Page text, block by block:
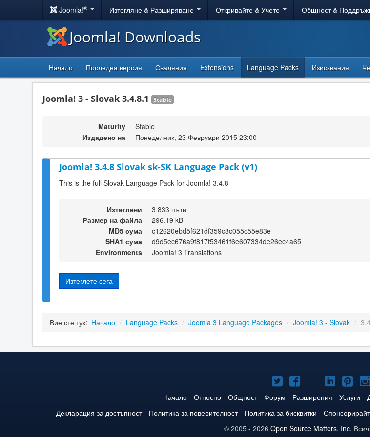
Joomla!® Изтегляне & Разширяване Откривайте & Учете Общност &
Joomla! Downloads
Начало Последна версия Сваляния Extensions Language Packs Изисквания
Joomla! 3 - Slovak 3.4.8.1 Stable
Maturity
Stable
Издадено на
Понеделник, 23 Февруари 2015 23:00
Joomla! 3.4.8 Slovak sk-SK Language Pack (v1)
This is the full Slovak Language Pack for Joomla! 3.4.8
Изтеглени
3 833 пъти
Размер на файла
296.19 kB
MD5 сума
c12620ebd5f621df359c8c055c55e83e
SHA1 сума
d9d5ec676a9f817f53461f6e607334de26ec4a65
Environments
Joomla! 3 Translations
Изтеглете сега
Вие сте тук: Начало / Language Packs / Joomla 3 Language Packages / Joomla! 3 - Slovak /
Joomla!
в
Twitter
Joomla!
във
Facebook
Joomla!
в
YouTube
Joomla!
в
в
Начало Относно Общност Форум Разширения Услуги
Декларация за достъпност
Политика за поверителност Политика за бисквитки
© 2005 - 2026 Open Source Matters, Inc.